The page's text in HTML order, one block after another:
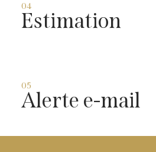
04
Estimation
05
Alerte e-mail